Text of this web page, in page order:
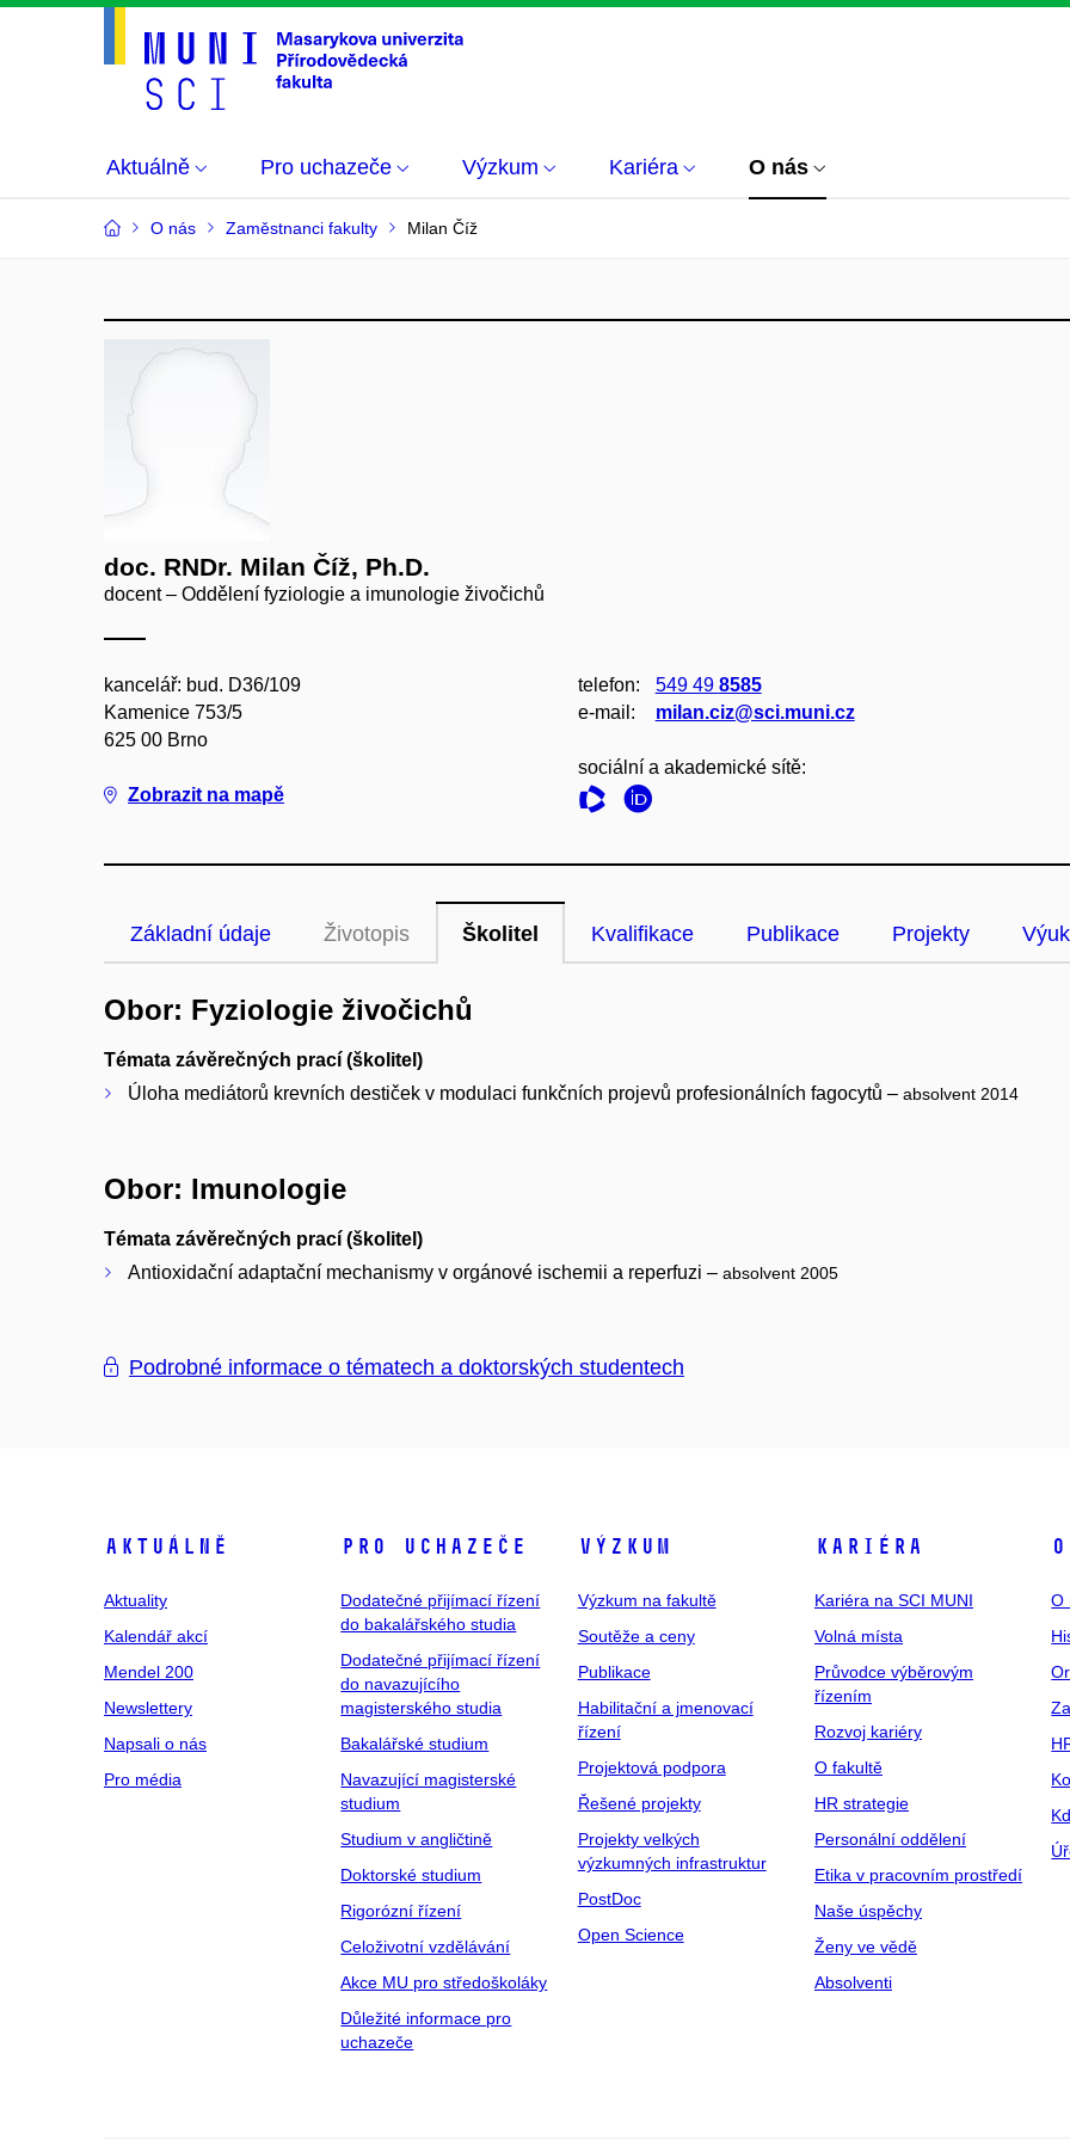
Aktuálně Pro uchazeče Výzkum Kariéra O nás
O nás Zaměstnanci fakulty Milan Číž
doc. RNDr. Milan Číž, Ph.D.
docent – Oddělení fyziologie a imunologie živočichů
kancelář: bud. D36/109
Kamenice 753/5
625 00 Brno
Zobrazit na mapě
telefon: 549 49 8585
e‑mail:
milan.ciz@sci.muni.cz
sociální a akademické sítě:
Základní údaje Životopis Školitel Kvalifikace Publikace Projekty
Obor: Fyziologie živočichů
Témata závěrečných prací (školitel)
Úloha mediátorů krevních destiček v modulaci funkčních projevů profesionálních fagocytů – absolvent 2014
Obor: Imunologie
Témata závěrečných prací (školitel)
Antioxidační adaptační mechanismy v orgánové ischemii a reperfuzi – absolvent 2005
Podrobné informace o tématech a doktorských studentech
Aktuálně
Aktuality
Kalendář akcí
Mendel 200
Newslettery
Napsali o nás
Pro média
Pro uchazeče
Dodatečné přijímací řízení
do bakalářského studia
Dodatečné přijímací řízení
do navazujícího
magisterského studia
Bakalářské studium
Navazující magisterské
studium
Studium v angličtině
Doktorské studium
Rigorózní řízení
Celoživotní vzdělávání
Akce MU pro středoškoláky
Důležité informace pro
uchazeče
Výzkum
Výzkum na fakultě
Soutěže a ceny
Publikace
Habilitační a jmenovací
řízení
Projektová podpora
Řešené projekty
Projekty velkých
výzkumných infrastruktur
PostDoc
Open Science
Kariéra
Kariéra na SCI MUNI
Volná místa
Průvodce výběrovým
řízením
Rozvoj kariéry
O fakultě
HR strategie
Personální oddělení
Etika v pracovním prostředí
Naše úspěchy
Ženy ve vědě
Absolventi
O